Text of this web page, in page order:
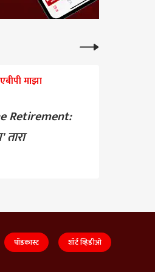
माझा
Retirement:
पॉडकास्ट शॉर्ट व्हिडीओ